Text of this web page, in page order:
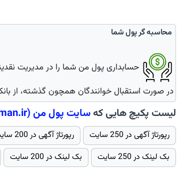
محاسبه گر پول شما
حسابداری پول من شما را در مدیریت
در صورت استقبال خوانندگان همچون گذشته، از
لیست پکیچ هایی کهسایتپول من(pooleman.ir)
رپورتاژ آگهی در 250 سایت رپورتاژ آگهی در 200 سایت
بک لینک در 250 سایت
بک لینک در 200 سایت